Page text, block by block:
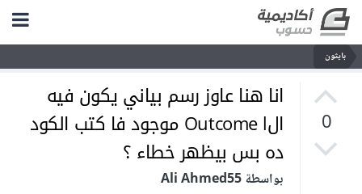
بايثون
0
انا هنا عاوز رسم بياني يكون فيه
الOutcome l موجود فا كتب الكود
ده بس بيظهر خطاء ؟
بواسطة Ali Ahmed55